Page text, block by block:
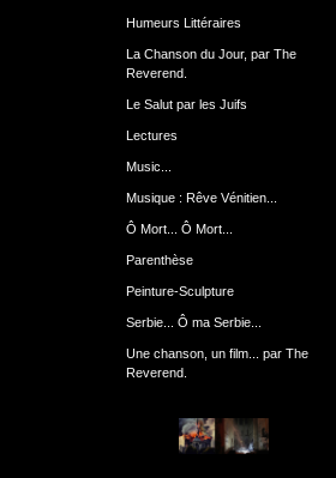
Humeurs Littéraires
La Chanson du Jour, par The
Reverend.
Le Salut par les Juifs
Lectures
Music...
Musique : Rêve Vénitien...
Ô Mort... Ô Mort...
Parenthèse
Peinture-Sculpture
Serbie... Ô ma Serbie...
Une chanson, un film... par The
Reverend.